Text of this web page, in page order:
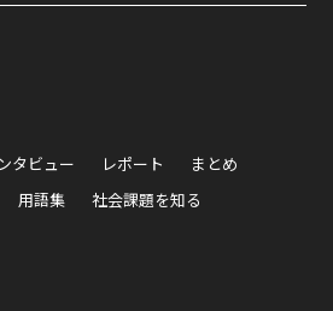
タビュー レポート
まとめ
用語集 社会課題を知る